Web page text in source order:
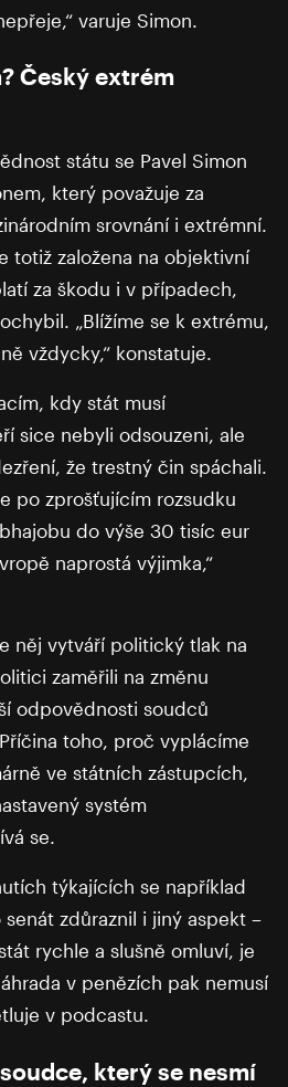
varuje Simon.
Český extrém
státu se Pavel Simon
který považuje za
srovnání i extrémní.
totiž založena na objektivní
za škodu i v případech,
„Blížíme se k extrému,
vždycky,“ konstatuje.
kdy stát musí
sice nebyli odsouzeni, ale
že trestný čin spáchali.
po zprošťujícím rozsudku
do výše 30 tisíc eur
naprostá výjimka,“
něj vytváří politický tlak na
zaměřili na změnu
odpovědnosti soudců
toho, proč vyplácíme
ve státních zástupcích,
systém
se.
týkajících se například
senát zdůraznil i jiný aspekt –
rychle a slušně omluví, je
v penězích pak nemusí
v podcastu.
který se nesmí